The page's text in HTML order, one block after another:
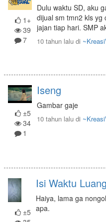
1+
39
7
Dulu waktu SD, aku
dijual sm tmn2 kls yg
jajan tiap hari. SMP
10 tahun lalu di
±5
34
1
Iseng
Gambar gaje
10 tahun lalu di
±5
Isi Waktu Luang
Haiya, lama ga
apa.